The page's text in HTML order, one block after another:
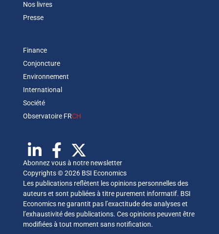
Nos livres
Presse
Finance
Conjoncture
Environnement
International
Société
Observatoire FRCH
Abonnez vous à notre newsletter
Copyrights © 2026 BSI Economics
Les publications reflètent les opinions personnelles des
auteurs et sont publiées à titre purement informatif. BSI
Economics ne garantit pas l’exactitude des analyses et
l’exhaustivité des publications. Ces opinions peuvent être
modifiées à tout moment sans notification.